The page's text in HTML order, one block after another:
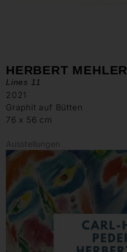
HERBERT MEHLER
Lines 11
2021
Graphit auf Bütten
76 x 56 cm
Ausstellungen